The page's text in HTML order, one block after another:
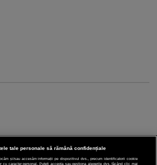
tale personale să rămână confidențiale
și/sau accesăm informații pe dispozitivul dvs., precum identificatorii cookie
cu caracter personal. Puteți accepta sau gestiona alegerile dvs. făcând clic mai